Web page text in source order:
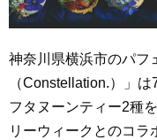
神奈川県横浜市のパフ
（Constellation.）」
フタヌーンティー2種
リーウィークとのコラ